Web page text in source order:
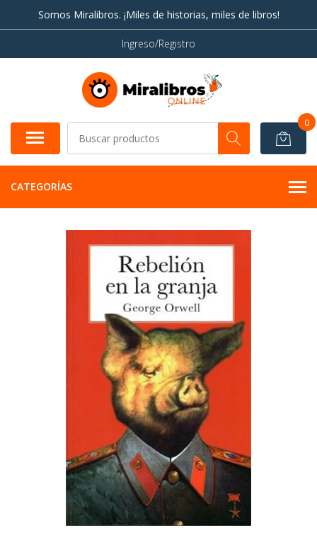
Somos Miralibros. ¡Miles de historias, miles de libros!
Ingreso/Registro
0
CATEGORÍAS